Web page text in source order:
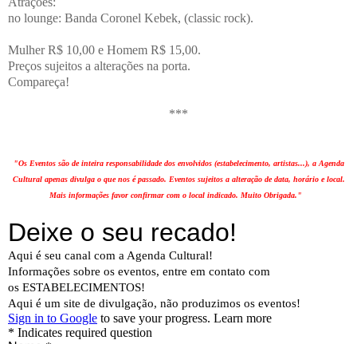
no lounge: Banda Coronel Kebek, (classic rock).
Mulher R$ 10,00 e Homem R$ 15,00.
Preços sujeitos a alterações na porta.
Compareça!
***
"Os Eventos são de inteira responsabilidade dos envolvidos (estabelecimento, artistas...), a Agenda
Cultural apenas divulga o que nos é passado. Eventos sujeitos a alteração de data, horário e local.
Mais informações favor confirmar com o local indicado. Muito Obrigada."